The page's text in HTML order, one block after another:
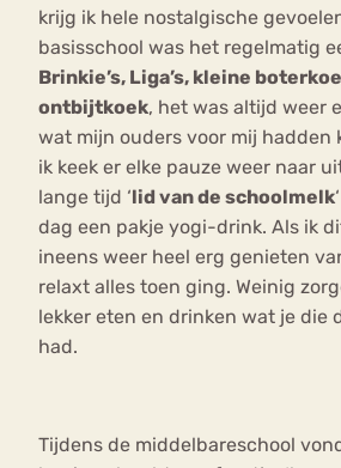
krijg ik hele nostalgische
basisschool was het regelmatig
Brinkie’s, Liga’s, kleine
ontbijtkoek, het was altijd weer
wat mijn ouders voor mij hadden
ik keek er elke pauze weer naar
lange tijd ‘lid van de schoolmelk
dag een pakje yogi-drink. Als ik
ineens weer heel erg genieten
relaxt alles toen ging. Weinig
lekker eten en drinken wat je die
had.
Tijdens de middelbareschool